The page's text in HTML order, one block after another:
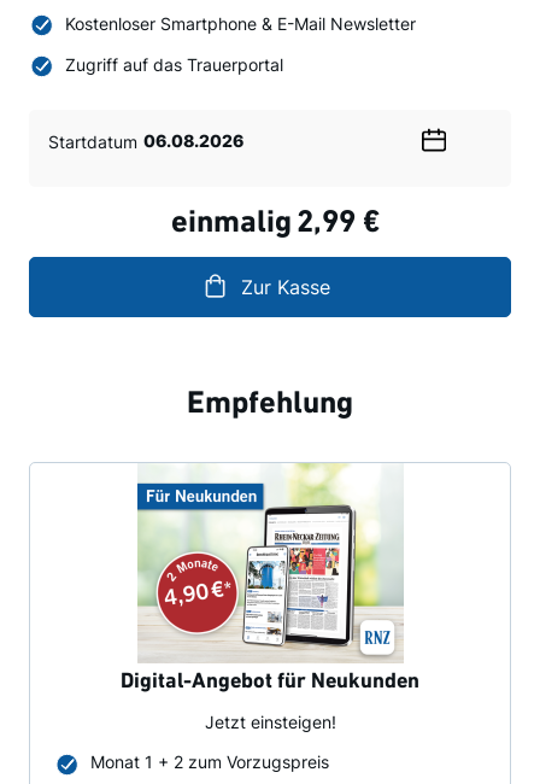
Kostenloser Smartphone & E-Mail Newsletter
Zugriff auf das Trauerportal
Startdatum
einmalig 2,99 €
Zur Kasse
Empfehlung
Digital-Angebot für Neukunden
Jetzt einsteigen!
Monat 1 + 2 zum Vorzugspreis